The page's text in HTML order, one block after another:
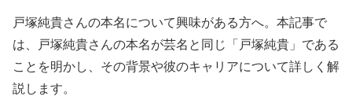
戸塚純貴さんの本名について興味がある方へ。本記事で
は、戸塚純貴さんの本名が芸名と同じ「戸塚純貴」である
ことを明かし、その背景や彼のキャリアについて詳しく解
説します。